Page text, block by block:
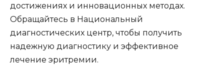
достижениях и инновационных методах.
Обращайтесь в Национальный
диагностических центр, чтобы получить
надежную диагностику и эффективное
лечение эритремии.